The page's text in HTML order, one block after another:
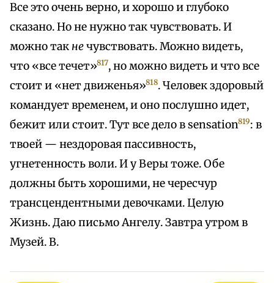
Все это очень верно, и хорошо и глубоко
сказано. Но не нужно так чувствовать. И
можно так нечувствовать. Можно видеть,
что «все течет»817, но можно видеть и что все
стоит и «нет движенья»818. Человек здоровый
командует временем, и оно послушно идет,
бежит или стоит. Тут все дело в sensation819: в
твоей — нездоровая пассивность,
угнетенность воли. И у Веры тоже. Обе
должны быть хорошими, не чересчур
трансцендентными девочками. Целую
Жизнь. Даю письмо Ангелу. Завтра утром в
Музей. В.